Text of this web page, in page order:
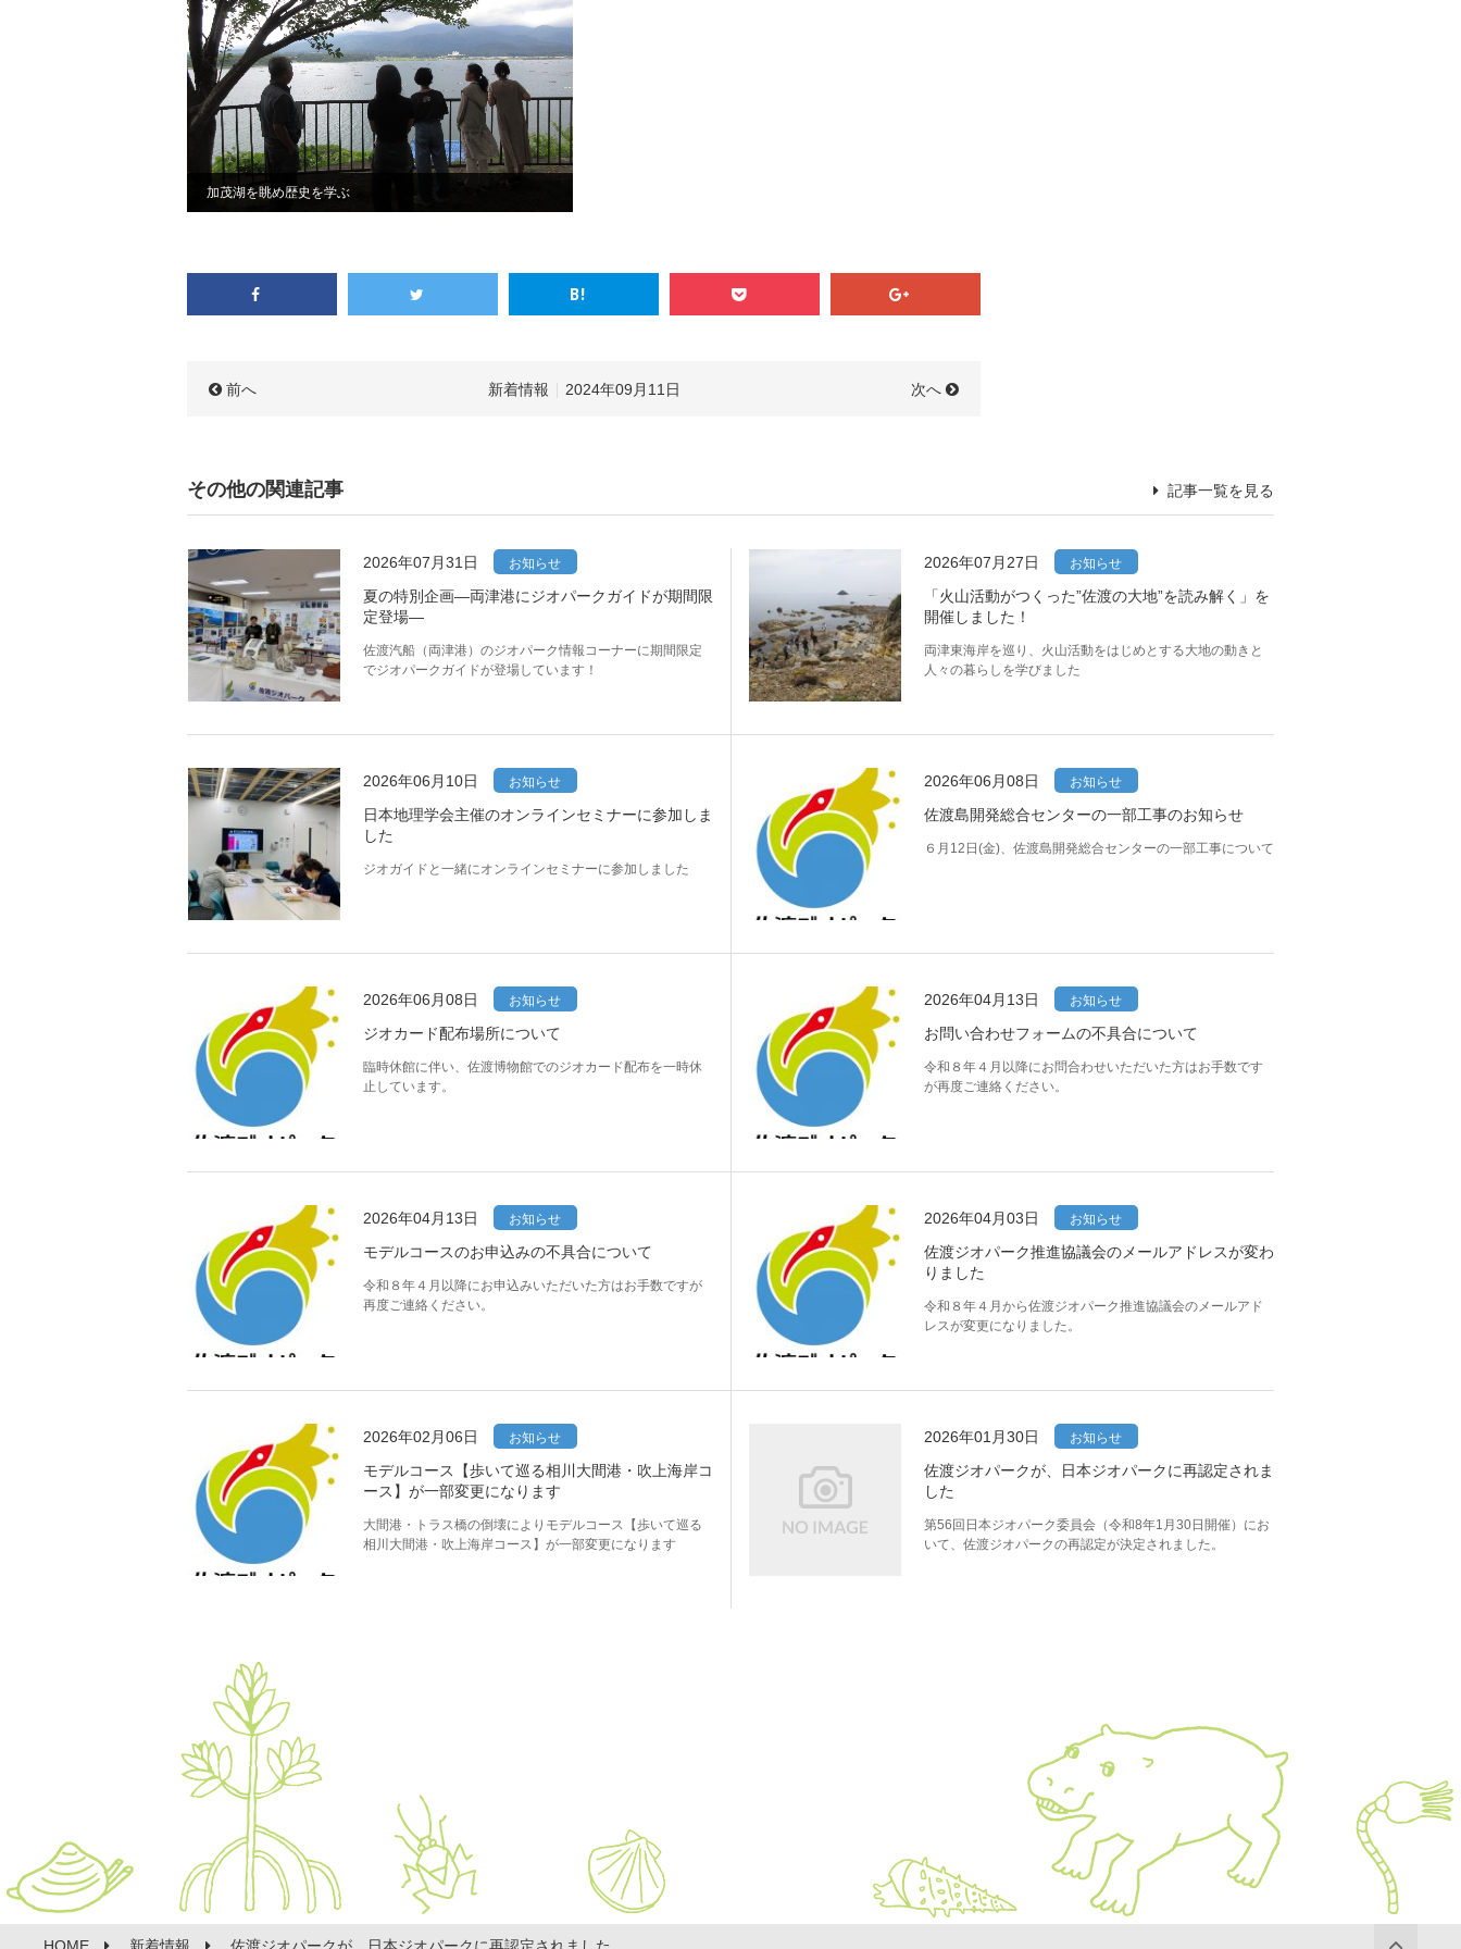
加茂湖を眺め歴史を学ぶ
新着情報 2024年09月11日
前へ 次へ
その他の関連記事 記事一覧を見る
2026年07月31日 お知らせ
夏の特別企画―両津港にジオパークガイドが期間限
定登場―
佐渡汽船（両津港）のジオパーク情報コーナーに期間限定
でジオパークガイドが登場しています！
2026年07月27日 お知らせ
「火山活動がつくった”佐渡の大地”を読み解く」を
開催しました！
両津東海岸を巡り、火山活動をはじめとする大地の動きと
人々の暮らしを学びました
2026年06月10日 お知らせ
日本地理学会主催のオンラインセミナーに参加しま
した
ジオガイドと一緒にオンラインセミナーに参加しました
2026年06月08日 お知らせ
佐渡島開発総合センターの一部工事のお知らせ
６月12日(金)、佐渡島開発総合センターの一部工事について
2026年06月08日 お知らせ
ジオカード配布場所について
臨時休館に伴い、佐渡博物館でのジオカード配布を一時休
止しています。
2026年04月13日 お知らせ
お問い合わせフォームの不具合について
令和８年４月以降にお問合わせいただいた方はお手数です
が再度ご連絡ください。
2026年04月13日 お知らせ
モデルコースのお申込みの不具合について
令和８年４月以降にお申込みいただいた方はお手数ですが
再度ご連絡ください。
2026年04月03日 お知らせ
佐渡ジオパーク推進協議会のメールアドレスが変わ
りました
令和８年４月から佐渡ジオパーク推進協議会のメールアド
レスが変更になりました。
2026年02月06日 お知らせ
モデルコース【歩いて巡る相川大間港・吹上海岸コ
ース】が一部変更になります
大間港・トラス橋の倒壊によりモデルコース【歩いて巡る
相川大間港・吹上海岸コース】が一部変更になります
2026年01月30日 お知らせ
佐渡ジオパークが、日本ジオパークに再認定されま
した
第56回日本ジオパーク委員会（令和8年1月30日開催）にお
いて、佐渡ジオパークの再認定が決定されました。
HOME 新着情報 佐渡ジオパークが、日本ジオパークに再認定されました